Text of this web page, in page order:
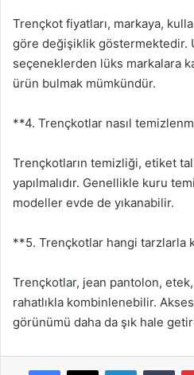
Trençkot fiyatları, markaya,
göre değişiklik göstermektedir.
seçeneklerden lüks markalara
ürün bulmak mümkündür.
**4. Trençkotlar nasıl
Trençkotların temizliği, etiket
yapılmalıdır. Genellikle kuru
modeller evde de yıkanabilir.
**5. Trençkotlar hangi tarzlarla
Trençkotlar, jean pantolon,
rahatlıkla kombinlenebilir.
görünümü daha da şık hale
Facebook
X LinkedIn